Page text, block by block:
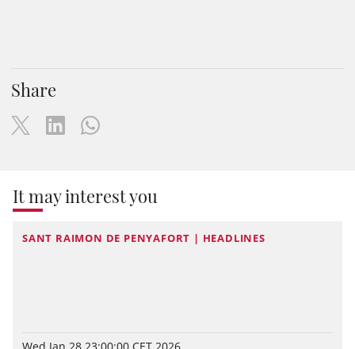
Share
It may interest you
SANT RAIMON DE PENYAFORT | HEADLINES